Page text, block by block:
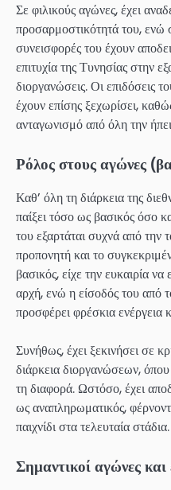
Σε φιλικούς αγώνες, έχει
προσαρμοστικότητά του, ενώ
συνεισφορές του έχουν
επιτυχία της Τυνησίας στην
διοργανώσεις. Οι
έχουν επίσης ξεχωρίσει,
ανταγωνισμό από όλη την
Ρόλος στους αγώνες
Καθ’ όλη τη διάρκεια της
παίξει τόσο ως βασικός όσο
του εξαρτάται συχνά από την
προπονητή και το
βασικός, είχε την ευκαιρία
αρχή, ενώ η είσοδός του από
προσφέρει φρέσκια ενέργεια
Συνήθως, έχει ξεκινήσει σε
διάρκεια διοργανώσεων,
τη διαφορά. Ωστόσο, έχει
ως αναπληρωματικός,
παιχνίδι στα τελευταία στάδια.
Σημαντικοί αγώνες και